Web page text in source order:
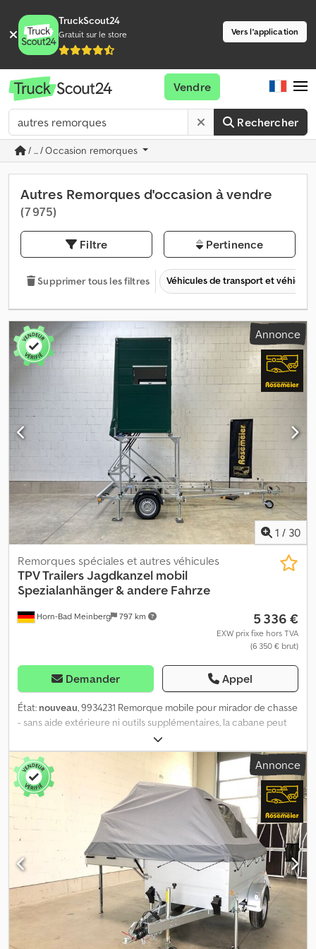
TruckScout24
Gratuit sur le store Vers l'application
Rechercher
Vendre
/ ... / Occasion remorques
Autres Remorques d'occasion à vendre
(7 975)
Filtre Pertinence
Supprimer tous les filtres Véhicules de transport et
Annonce
1 / 30
Horn-Bad Meinberg 797 km
Remorques spéciales et autres véhicules
TPV TrailersJagdkanzel mobil
Spezialanhänger & andere Fahrze
5 336 €
EXW prix fixe hors TVA
(6 350 € brut)
Demander Appel
État: nouveau, 9934231 Remorque mobile pour mirador de chasse
- sans aide extérieure ni outils supplémentaires, la cabane peut
être montée et démontée en 3 à 5 minutes grâce à l’assistance
de 3 vérins à gaz. Idéale pour l’exploration de nouveaux territoires,
les battues et les chasses invitées ou la chasse aux canards. Son
faible poids propre permet de réorienter la cabane
manuellement sur place si nécessaire. Les 4 béquilles à manivelle
permettent un positionnement précis même sur terrain en
pente. La structure du mirador est en acier galvanisé à chaud, les
parois sont en panneaux sandwich isolés de 30 mm (extérieur
vert, intérieur blanc). L’accès se fait par une échelle sécurisée à la
cabane. La porte comporte des poignées fixes et s’ouvre vers
l’intérieur. La cabane comporte une large ouverture vitrée à
l’avant ainsi que deux fenêtres latérales gauche et droite.
Hauteur de tir : 3,10 m. Remorque : Fabricant : TPV Modèle :
Mirador de chasse Version : non freinée PTAC : 750 kg Charge
utile sans accessoires : env. 270 kg Dimensions repliée : 4 421 x 1
Annonce